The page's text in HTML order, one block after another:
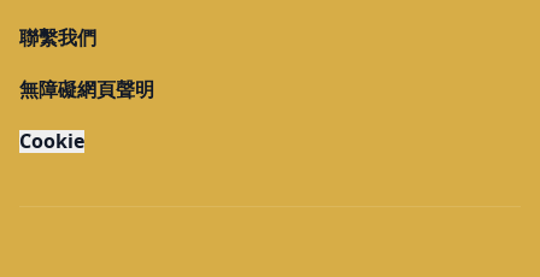
聯繫我們
無障礙網頁聲明
Cookie